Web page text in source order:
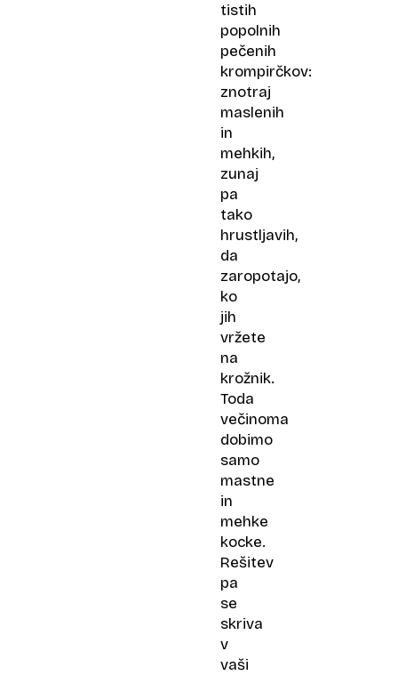
tistih
popolnih
pečenih
krompirčkov:
znotraj
maslenih
in
mehkih,
zunaj
pa
tako
hrustljavih,
da
zaropotajo,
ko
jih
vržete
na
krožnik.
Toda
večinoma
dobimo
samo
mastne
in
mehke
kocke.
Rešitev
pa
se
skriva
v
vaši